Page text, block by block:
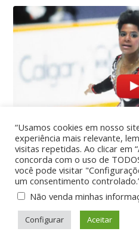
“Usamos cookies em nosso
experiência mais relevante,
visitas repetidas. Ao clicar em
concorda com o uso de
você pode visitar
um consentimento
Não venda minhas
Configurar Aceitar